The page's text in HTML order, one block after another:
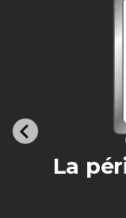
La